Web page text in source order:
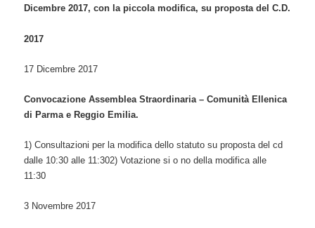
Dicembre 2017, con la piccola modifica, su proposta del C.D.
2017
17 Dicembre 2017
Convocazione Assemblea Straordinaria – Comunità Ellenica
di Parma e Reggio Emilia.
1) Consultazioni per la modifica dello statuto su proposta del cd
dalle 10:30 alle 11:302) Votazione si o no della modifica alle
11:30
3 Novembre 2017